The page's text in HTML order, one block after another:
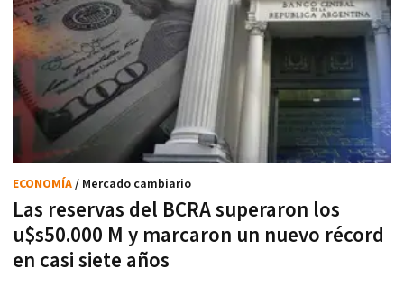
Las reservas del BCRA superaron los
u$s50.000 M y marcaron un nuevo récord
en casi siete años
ECONOMÍA/ Mercado cambiario